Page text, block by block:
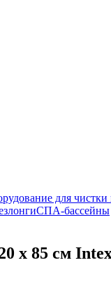
для
СПА-бассейны
х 85 см